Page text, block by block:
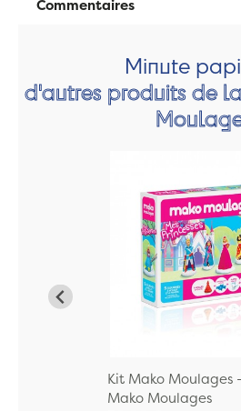
Commentaires
Minute
d'autres produits de
Kit Mako Moulages
Mako Moulages